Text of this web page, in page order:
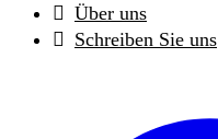
Über uns
Schreiben Sie uns